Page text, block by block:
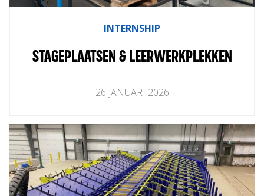
INTERNSHIP
STAGEPLAATSEN & LEERWERKPLEKKEN
26 JANUARI 2026